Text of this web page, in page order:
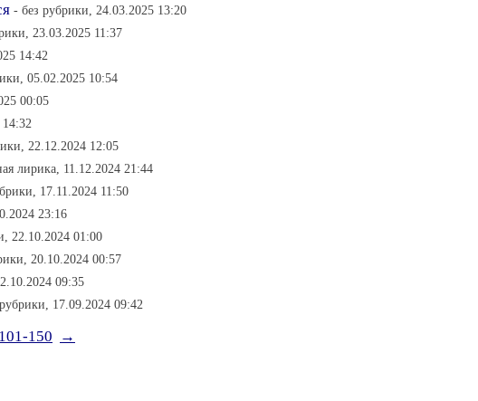
- без рубрики, 24.03.2025 13:20
23.03.2025 11:37
14:42
05.02.2025 10:54
00:05
22.12.2024 12:05
лирика, 11.12.2024 21:44
17.11.2024 11:50
23:16
22.10.2024 01:00
20.10.2024 00:57
09:35
17.09.2024 09:42
101-150
→